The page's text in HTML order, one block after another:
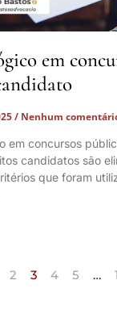
em
Nenhum
em concursos
candidatos são
que foram
2 3 4 5 …